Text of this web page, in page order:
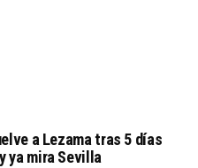
a Lezama tras 5 días
ya mira Sevilla